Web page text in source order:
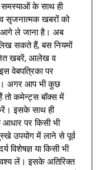
के साथ ही
सृजनात्मक खबरों को
आगे ले जाना है। अब
सकते हैं, बस नियमों
खबरें, आलेख व
वेबपत्रिका पर
अगर आप भी कुछ
तो कमेन्ट्स बॉक्स में
इसके साथ ही
पर किसी भी
उपयोग में लाने से पूर्व
विशेषज्ञ या किसी भी
लें। इसके अतिरिक्त